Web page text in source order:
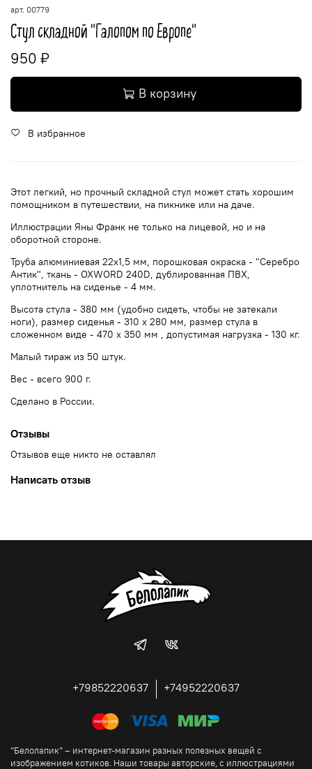
арт. 00779
Стул складной "Галопом по Европе"
950 ₽
В корзину
В избранное
Этот легкий, но прочный складной стул может стать хорошим
помощником в путешествии, на пикнике или на даче.
Иллюстрации Яны Франк не только на лицевой, но и на
оборотной стороне.
Труба алюминиевая 22х1,5 мм, порошковая окраска - "Серебро
Антик", ткань - OXWORD 240D, дублированная ПВХ,
уплотнитель на сиденье - 4 мм.
Высота стула - 380 мм (удобно сидеть, чтобы не затекали
ноги), размер сиденья - 310 х 280 мм, размер стула в
сложенном виде - 470 х 350 мм , допустимая нагрузка - 130 кг.
Малый тираж из 50 штук.
Вес - всего 900 г.
Сделано в России.
Отзывы
Отзывов еще никто не оставлял
Написать отзыв
+79852220637 +74952220637
“Белолапик” – интернет-магазин разных полезных вещей с
изображением котиков. Наши товары авторские, с иллюстрациями